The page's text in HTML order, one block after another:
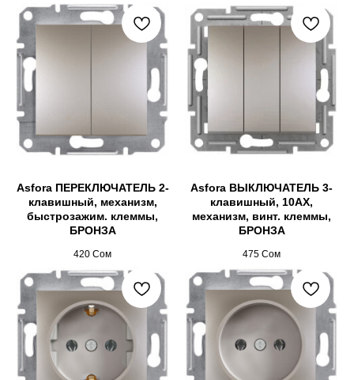
Asfora ПЕРЕКЛЮЧАТЕЛЬ 2-
клавишный, механизм,
быстрозажим. клеммы,
БРОНЗА
420 Сом
Asfora ВЫКЛЮЧАТЕЛЬ 3-
клавишный, 10AX,
механизм, винт. клеммы,
БРОНЗА
475 Сом